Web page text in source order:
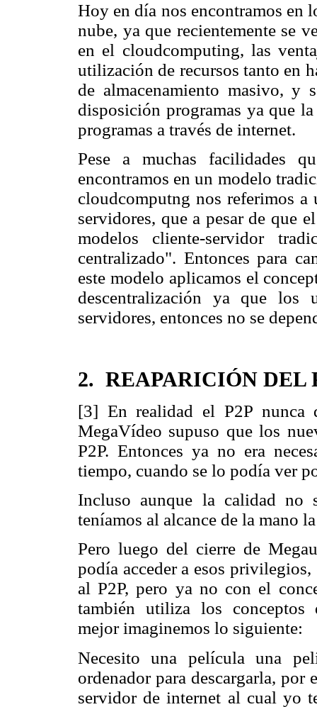
Hoy en día nos encontramos en
nube, ya que recientemente se
en el cloudcomputing, las
utilización de recursos tanto en
de almacenamiento masivo, y
disposición programas ya que
programas a través de internet.
Pese a muchas facilidades
encontramos en un modelo
cloudcomputng nos referimos
servidores, que a pesar de que
modelos cliente-servidor
centralizado". Entonces para
este modelo aplicamos el
descentralización ya que los
servidores, entonces no se
2. REAPARICIÓN DEL
[3] En realidad el P2P nunca
MegaVídeo supuso que los
P2P. Entonces ya no era
tiempo, cuando se lo podía ver
Incluso aunque la calidad no
teníamos al alcance de la mano
Pero luego del cierre de
podía acceder a esos
al P2P, pero ya no con el
también utiliza los conceptos
mejor imaginemos lo siguiente:
Necesito una película una
ordenador para descargarla, por
servidor de internet al cual yo